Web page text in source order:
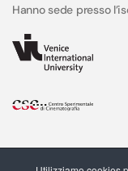
Hanno sede presso